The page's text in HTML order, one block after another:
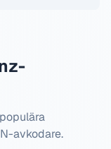
avkodare.